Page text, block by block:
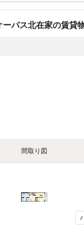
ーパス北在家の賃貸
間取り図